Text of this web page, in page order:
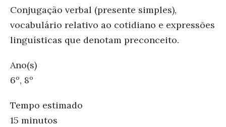
Conjugação verbal (presente simples),
vocabulário relativo ao cotidiano e expressões
linguísticas que denotam preconceito.
Ano(s)
6º, 8º
Tempo estimado
15 minutos